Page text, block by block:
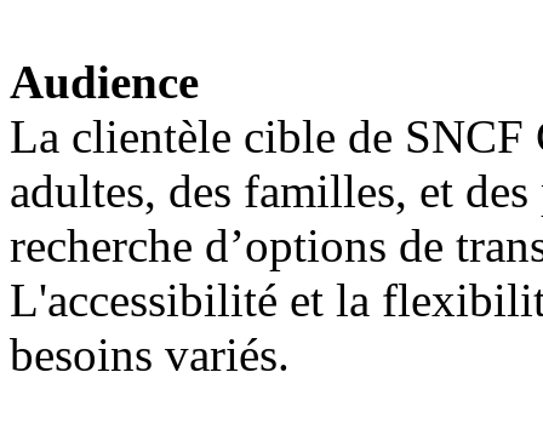
Audience
La clientèle cible de SNCF
adultes, des familles, et
recherche d’options de
L'accessibilité et la
besoins variés.